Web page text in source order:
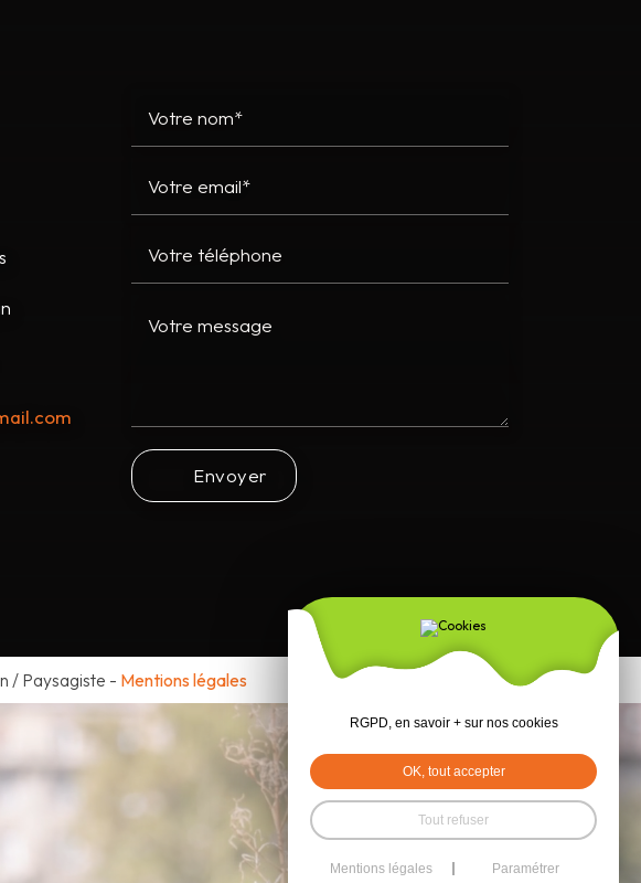
Envoyer
/ Paysagiste - Mentions légales
RGPD, en savoir + sur nos cookies
OK, tout accepter
Tout refuser
Mentions légales Paramétrer